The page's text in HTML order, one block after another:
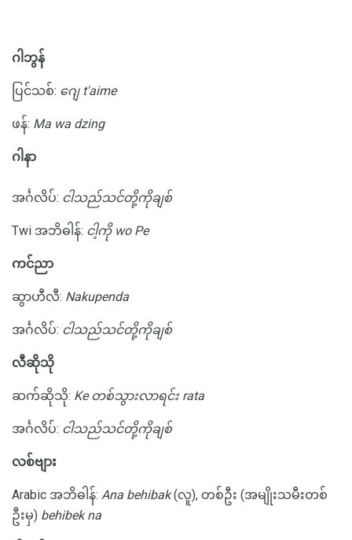
ဂါဘွန်
ပြင်သစ်: ဂျေ t'aime
ဖန်: Ma wa dzing
ဂါနာ
အင်္ဂလိပ်: ငါသည်သင်တို့ကိုချစ်
Twi အဘိဓါန်: ငါ့ကို wo Pe
ကင်ညာ
ဆွာဟီလီ: Nakupenda
အင်္ဂလိပ်: ငါသည်သင်တို့ကိုချစ်
လီဆိုသို
ဆက်ဆိုသို: Ke တစ်သွားလာရင်း rata
အင်္ဂလိပ်: ငါသည်သင်တို့ကိုချစ်
လစ်ဗျား
Arabic အဘိဓါန်: Ana behibak(လူ), တစ်ဦး (အမျိုးသမီးတစ်
ဦးမှ) behibek na